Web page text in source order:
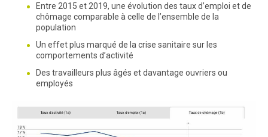
Entre 2015 et 2019, une évolution des taux d’emploi et de
chômage comparable à celle de l’ensemble de la
population
Un effet plus marqué de la crise sanitaire sur les
comportements d’activité
Des travailleurs plus âgés et davantage ouvriers ou
employés